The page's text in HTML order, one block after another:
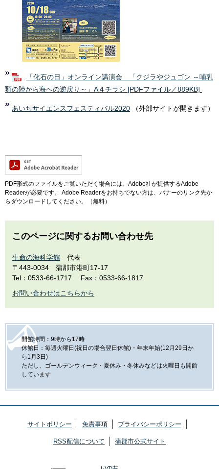
「化石の日」オンライン講演会 「クジラやジュゴン ～哺乳
類の陸から海への逆戻り～」A４チラシ [PDFファイル／889KB]
あいちサイエンスフェスティバル2020 （外部サイトが開きます）
PDF形式のファイルをご覧いただく場合には、Adobe社が提供するAdobe
Readerが必要です。
Adobe Readerをお持ちでない方は、バナーのリンク先か
らダウンロードしてください。（無料）
このページに関するお問い合わせ先
生命の海科学館
代表
〒443-0034
蒲郡市港町17-17
Tel：0533-66-1717
Fax：0533-66-1817
お問い合わせはこちらから
開館時間：9時から17時
休館日：毎週火曜日(祝日の場合翌日休館)・年末年始(12月29日か
ら1月3日)
ただし、ゴールデンウィーク・夏休み・冬休みなどは火曜日も開館
しています
サイトポリシー 免責事項 プライバシーポリシー
RSS配信について 蒲郡市公式サイト